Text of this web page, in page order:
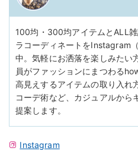
100均・300均アイテムとALL
ラコーディネートをInstagram
中。気軽にお洒落を楽しみたい
員がファッションにまつわる
高見えするアイテムの取り入れ
コーデ術など、カジュアルから
提案します。
Instagram